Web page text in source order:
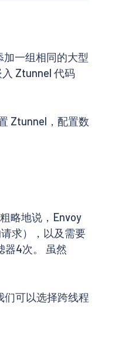
一组相同的大型
Ztunnel 代码
Ztunnel，配置数
略地说，Envoy
求），以及需要
器4次。 虽然
们可以选择跨线程